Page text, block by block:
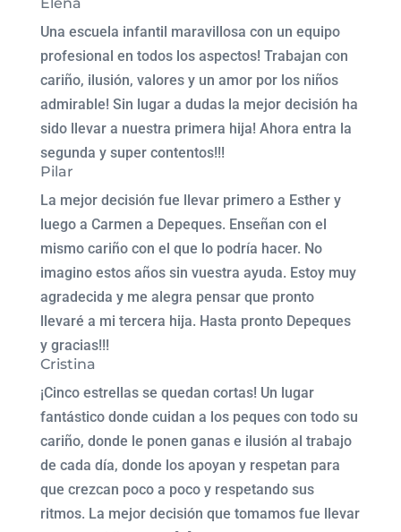
Una escuela infantil maravillosa con un equipo
profesional en todos los aspectos! Trabajan con
cariño, ilusión, valores y un amor por los niños
admirable! Sin lugar a dudas la mejor decisión ha
sido llevar a nuestra primera hija! Ahora entra la
segunda y super contentos!!!
Pilar
La mejor decisión fue llevar primero a Esther y
luego a Carmen a Depeques. Enseñan con el
mismo cariño con el que lo podría hacer. No
imagino estos años sin vuestra ayuda. Estoy muy
agradecida y me alegra pensar que pronto
llevaré a mi tercera hija. Hasta pronto Depeques
y gracias!!!
Cristina
¡Cinco estrellas se quedan cortas! Un lugar
fantástico donde cuidan a los peques con todo su
cariño, donde le ponen ganas e ilusión al trabajo
de cada día, donde los apoyan y respetan para
que crezcan poco a poco y respetando sus
ritmos. La mejor decisión que tomamos fue llevar